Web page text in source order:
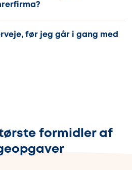
før jeg går i gang med
formidler af